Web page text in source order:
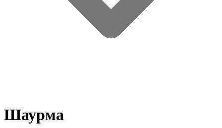
Шаурма